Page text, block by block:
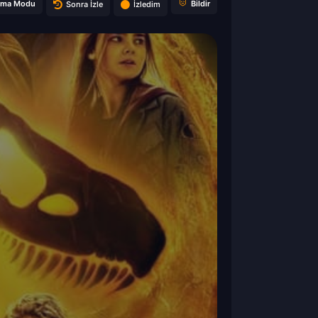
Modu Sonra İzle İzledim Bildir